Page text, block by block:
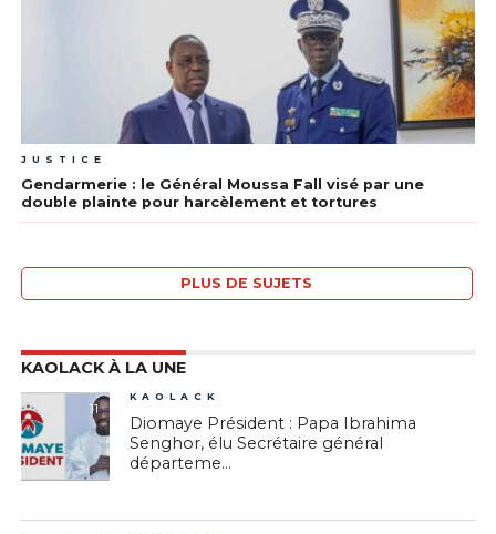
JUSTICE
Gendarmerie : le Général Moussa Fall visé par une
double plainte pour harcèlement et tortures
PLUS DE SUJETS
KAOLACK À LA UNE
11
KAOLACK
Diomaye Président : Papa Ibrahima
Senghor, élu Secrétaire général
départeme...